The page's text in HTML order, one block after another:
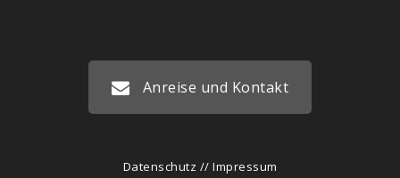
Anreise und Kontakt
Datenschutz // Impressum